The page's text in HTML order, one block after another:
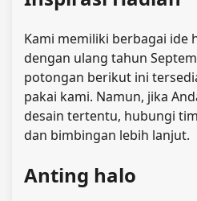
Kami memiliki berbagai ide
dengan ulang tahun
potongan berikut ini
pakai kami. Namun, jika
desain tertentu, hubungi
dan bimbingan lebih lanjut.
Anting halo